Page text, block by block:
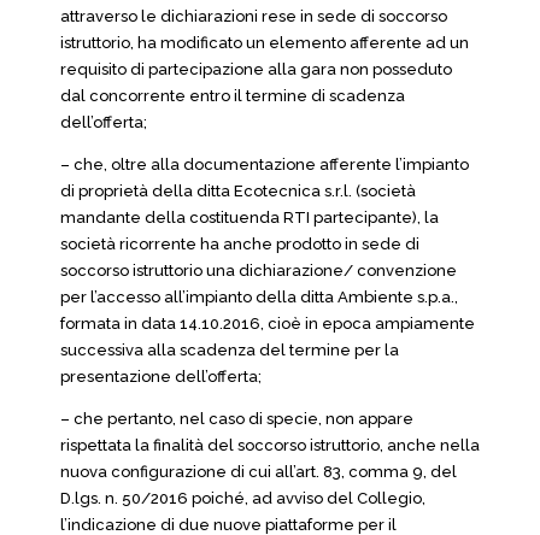
attraverso le dichiarazioni rese in sede di soccorso
istruttorio, ha modificato un elemento afferente ad un
requisito di partecipazione alla gara non posseduto
dal concorrente entro il termine di scadenza
dell’offerta;
– che, oltre alla documentazione afferente l’impianto
di proprietà della ditta Ecotecnica s.r.l. (società
mandante della costituenda RTI partecipante), la
società ricorrente ha anche prodotto in sede di
soccorso istruttorio una dichiarazione/ convenzione
per l’accesso all’impianto della ditta Ambiente s.p.a.,
formata in data 14.10.2016, cioè in epoca ampiamente
successiva alla scadenza del termine per la
presentazione dell’offerta;
– che pertanto, nel caso di specie, non appare
rispettata la finalità del soccorso istruttorio, anche nella
nuova configurazione di cui all’art. 83, comma 9, del
D.lgs. n. 50/2016 poiché, ad avviso del Collegio,
l’indicazione di due nuove piattaforme per il